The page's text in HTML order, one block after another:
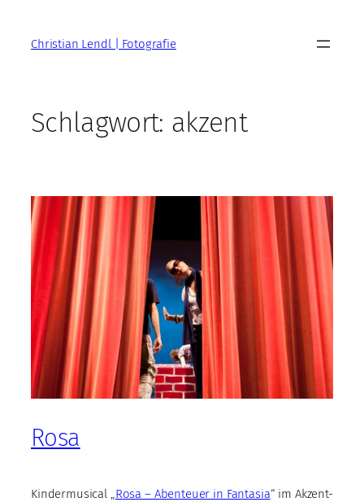
springenChristian Lendl | Fotografie
Schlagwort: akzent
Rosa
Kindermusical „Rosa – Abenteuer in Fantasia“ im Akzent-